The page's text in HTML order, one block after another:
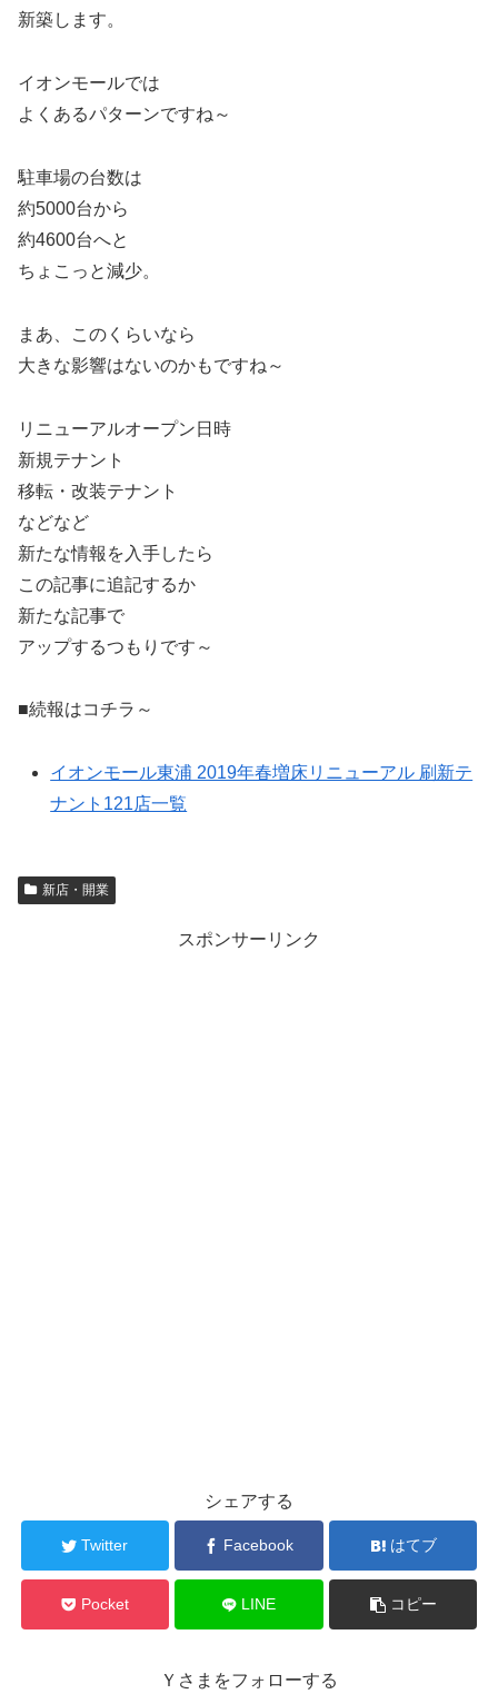
新築します。
イオンモールでは
よくあるパターンですね～
駐車場の台数は
約5000台から
約4600台へと
ちょこっと減少。
まあ、このくらいなら
大きな影響はないのかもですね～
リニューアルオープン日時
新規テナント
移転・改装テナント
などなど
新たな情報を入手したら
この記事に追記するか
新たな記事で
アップするつもりです～
■続報はコチラ～
イオンモール東浦 2019年春増床リニューアル 刷新テ
ナント121店一覧
新店・開業
スポンサーリンク
シェアする
Twitter Facebook はてブ
Pocket LINE コピー
Ｙさまをフォローする